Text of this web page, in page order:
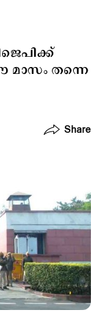
തന്നെ
Share